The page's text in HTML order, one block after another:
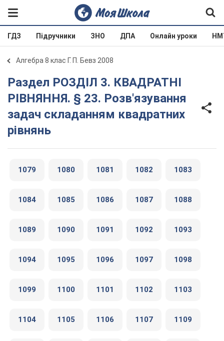
ГДЗ Підручники ЗНО ДПА Онлайн уроки
Алгебра 8 клас Г. П. Бевз 2008
Раздел РОЗДІЛ 3. КВАДРАТНІ
РІВНЯННЯ. § 23. Розв'язування
задач складанням квадратних
рівнянь
1079 1080 1081 1082 1083
1084 1085 1086 1087 1088
1089 1090 1091 1092 1093
1094 1095 1096 1097 1098
1099 1100 1101 1102 1103
1104 1105 1106 1107 1109